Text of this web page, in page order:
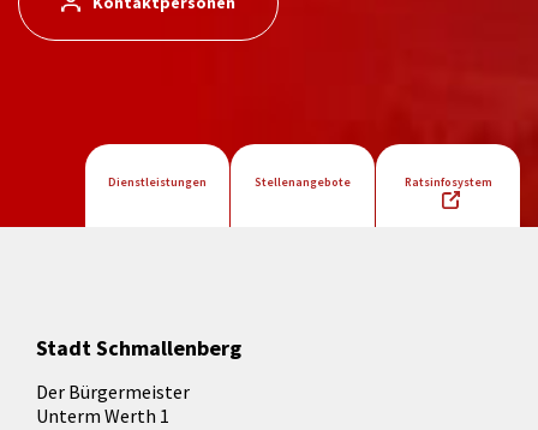
Dienstleistungen Stellenangebote Ratsinfosystem
Stadt Schmallenberg
Der Bürgermeister
Unterm Werth 1